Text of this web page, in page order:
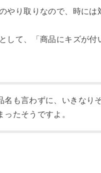
やり取りなので、時には
して、「商品にキズが
名も言わずに、いきなり
ったそうですよ。